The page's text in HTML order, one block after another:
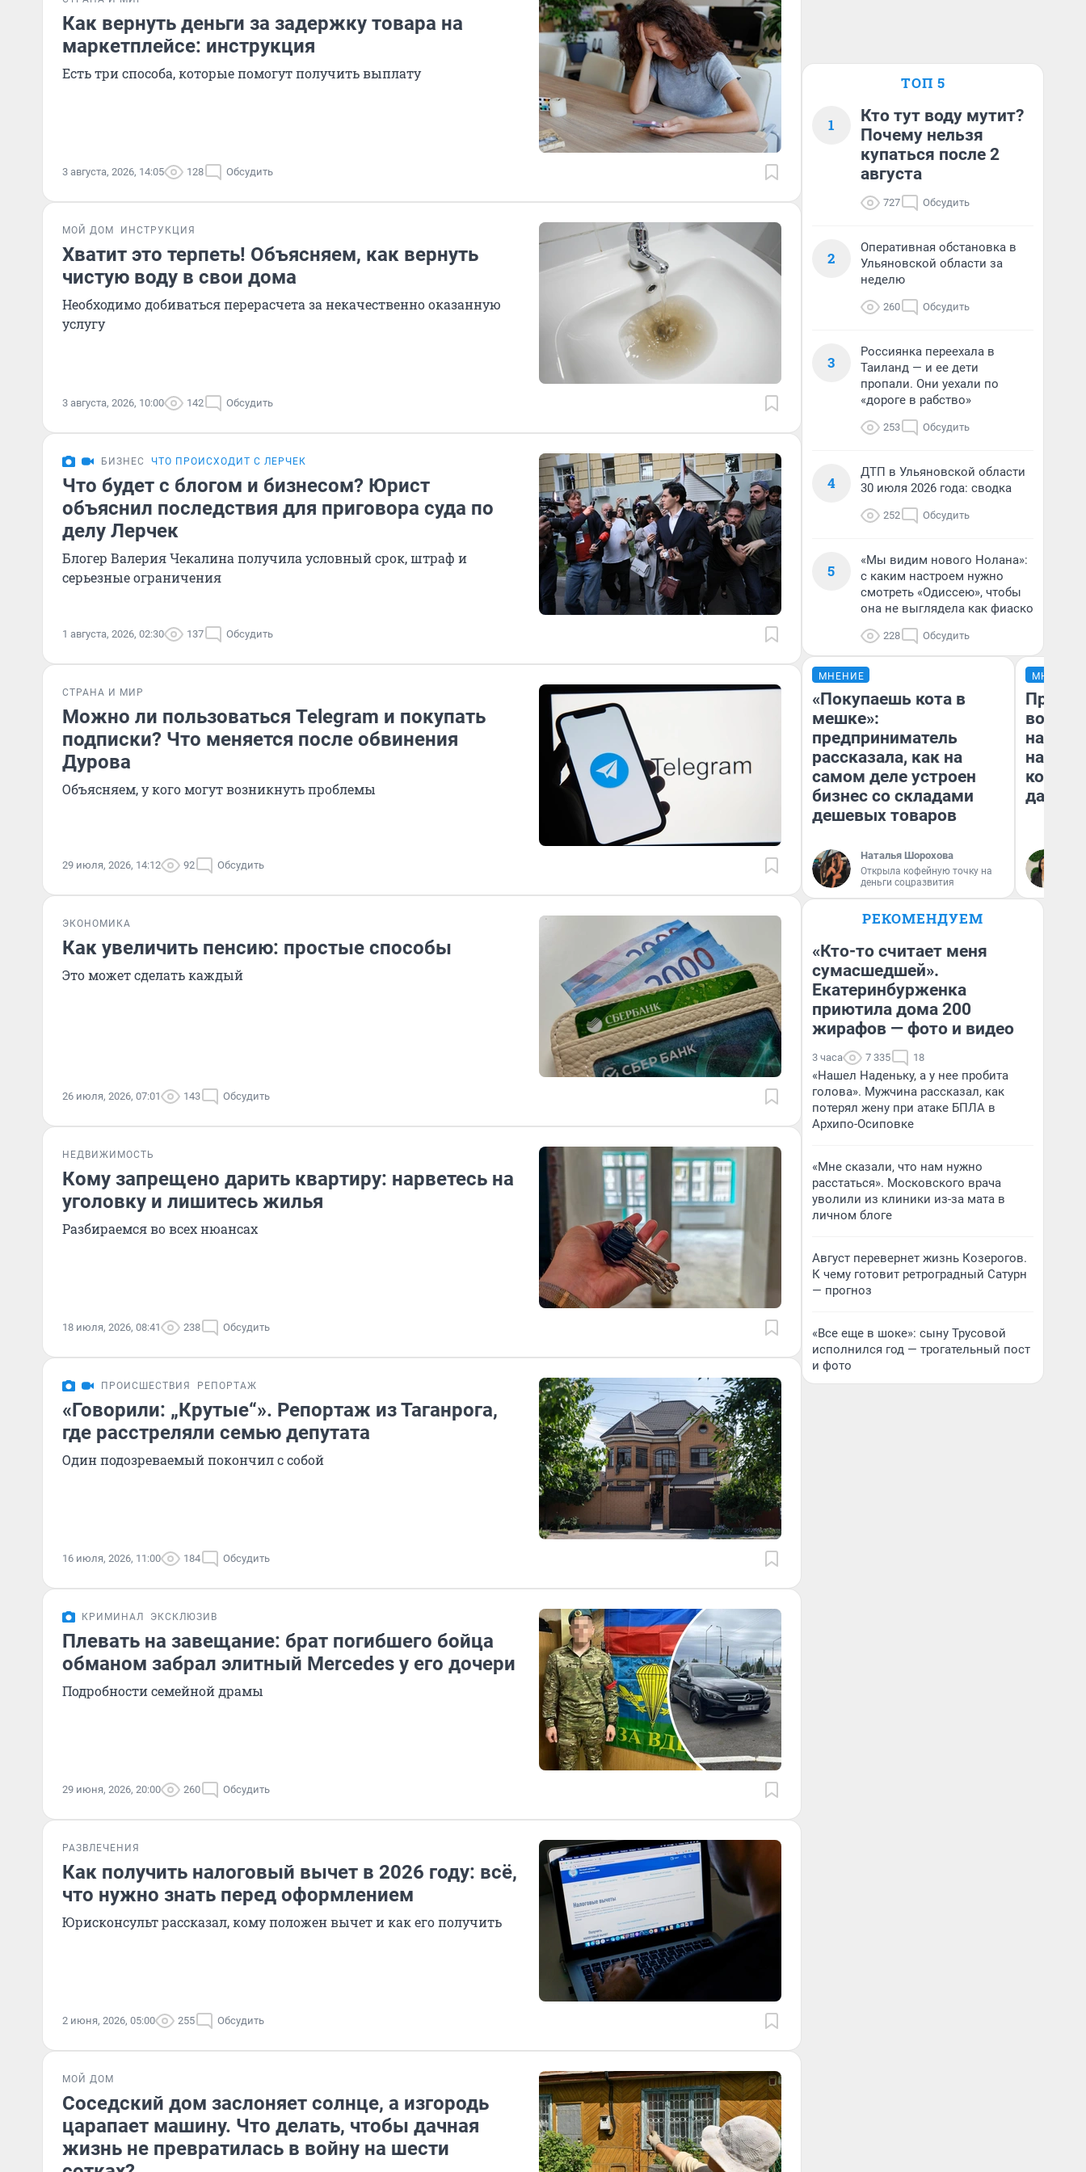
Как вернуть деньги за задержку товара на
маркетплейсе: инструкция
Есть три способа, которые помогут получить выплату
3 августа, 2026, 14:05 128 Обсудить
МОЙ ДОМ ИНСТРУКЦИЯ
Хватит это терпеть! Объясняем, как вернуть
чистую воду в свои дома
Необходимо добиваться перерасчета за некачественно оказанную
услугу
3 августа, 2026, 10:00 142 Обсудить
БИЗНЕС ЧТО ПРОИСХОДИТ С ЛЕРЧЕК
Что будет с блогом и бизнесом? Юрист
объяснил последствия для приговора суда по
делу Лерчек
Блогер Валерия Чекалина получила условный срок, штраф и
серьезные ограничения
1 августа, 2026, 02:30 137 Обсудить
СТРАНА И МИР
Можно ли пользоваться Telegram и покупать
подписки? Что меняется после обвинения
Дурова
Объясняем, у кого могут возникнуть проблемы
29 июля, 2026, 14:12 92 Обсудить
ЭКОНОМИКА
Как увеличить пенсию: простые способы
Это может сделать каждый
26 июля, 2026, 07:01 143 Обсудить
НЕДВИЖИМОСТЬ
Кому запрещено дарить квартиру: нарветесь на
уголовку и лишитесь жилья
Разбираемся во всех нюансах
18 июля, 2026, 08:41 238 Обсудить
ПРОИСШЕСТВИЯ РЕПОРТАЖ
«Говорили: „Крутые“». Репортаж из Таганрога,
где расстреляли семью депутата
Один подозреваемый покончил с собой
16 июля, 2026, 11:00 184 Обсудить
КРИМИНАЛ ЭКСКЛЮЗИВ
Плевать на завещание: брат погибшего бойца
обманом забрал элитный Mercedes у его дочери
Подробности семейной драмы
29 июня, 2026, 20:00 260 Обсудить
РАЗВЛЕЧЕНИЯ
Как получить налоговый вычет в 2026 году: всё,
что нужно знать перед оформлением
Юрисконсульт рассказал, кому положен вычет и как его получить
2 июня, 2026, 05:00 255 Обсудить
МОЙ ДОМ
Соседский дом заслоняет солнце, а изгородь
царапает машину. Что делать, чтобы дачная
жизнь не превратилась в войну на шести
ТОП 5
1
Кто тут воду мутит?
Почему нельзя
купаться после 2
августа
727 Обсудить
2
Оперативная обстановка в
Ульяновской области за
неделю
260 Обсудить
3
Россиянка переехала в
Таиланд — и ее дети
пропали. Они уехали по
«дороге в рабство»
253 Обсудить
4
ДТП в Ульяновской области
30 июля 2026 года: сводка
252 Обсудить
5
«Мы видим нового Нолана»:
с каким настроем нужно
смотреть «Одиссею», чтобы
она не выглядела как фиаско
228 Обсудить
МНЕНИЕ
«Покупаешь кота в
мешке»:
предприниматель
рассказала, как на
самом деле устроен
бизнес со складами
дешевых товаров
Наталья Шорохова
Открыла кофейную точку на
деньги соцразвития
МНЕНИЕ
нам
даже
РЕКОМЕНДУЕМ
«Кто-то считает меня
сумасшедшей».
Екатеринбурженка
приютила дома 200
жирафов — фото и видео
3 часа 7 335 18
«Нашел Наденьку, а у нее пробита
голова». Мужчина рассказал, как
потерял жену при атаке БПЛА в
Архипо-Осиповке
«Мне сказали, что нам нужно
расстаться». Московского врача
уволили из клиники из-за мата в
личном блоге
Август перевернет жизнь Козерогов.
К чему готовит ретроградный Сатурн
— прогноз
«Все еще в шоке»: сыну Трусовой
исполнился год — трогательный пост
и фото